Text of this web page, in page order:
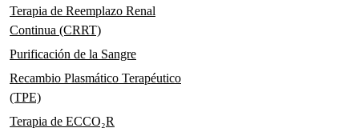
Terapia de Reemplazo Renal
Continua (CRRT)
Purificación de la Sangre
Recambio Plasmático Terapéutico
(TPE)
Terapia de ECCO₂R